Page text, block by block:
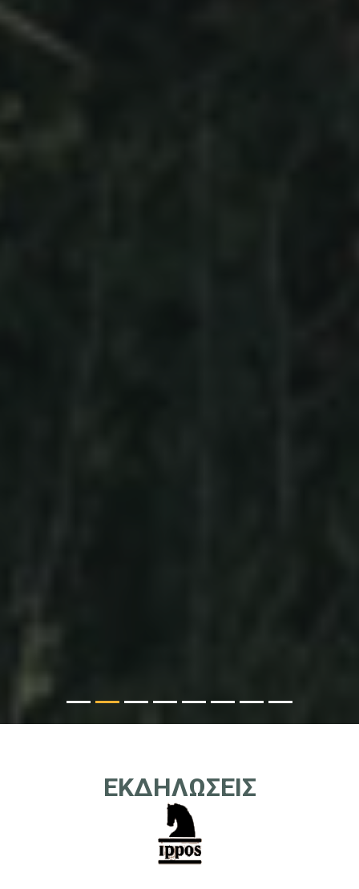
ΕΚΔΗΛΩΣΕΙΣ